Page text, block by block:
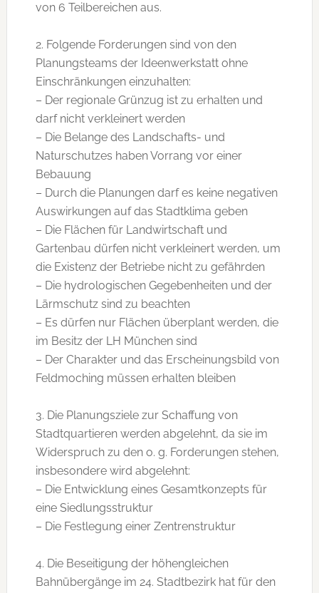
von 6 Teilbereichen aus.
2. Folgende Forderungen sind von den
Planungsteams der Ideenwerkstatt ohne
Einschränkungen einzuhalten:
– Der regionale Grünzug ist zu erhalten und
darf nicht verkleinert werden
– Die Belange des Landschafts- und
Naturschutzes haben Vorrang vor einer
Bebauung
– Durch die Planungen darf es keine negativen
Auswirkungen auf das Stadtklima geben
– Die Flächen für Landwirtschaft und
Gartenbau dürfen nicht verkleinert werden, um
die Existenz der Betriebe nicht zu gefährden
– Die hydrologischen Gegebenheiten und der
Lärmschutz sind zu beachten
– Es dürfen nur Flächen überplant werden, die
im Besitz der LH München sind
– Der Charakter und das Erscheinungsbild von
Feldmoching müssen erhalten bleiben
3. Die Planungsziele zur Schaffung von
Stadtquartieren werden abgelehnt, da sie im
Widerspruch zu den o. g. Forderungen stehen,
insbesondere wird abgelehnt:
– Die Entwicklung eines Gesamtkonzepts für
eine Siedlungsstruktur
– Die Festlegung einer Zentrenstruktur
4. Die Beseitigung der höhengleichen
Bahnübergänge im 24. Stadtbezirk hat für den